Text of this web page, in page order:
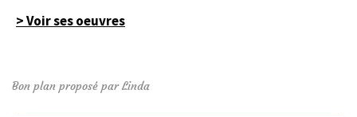
> Voir ses oeuvres
Bon plan proposé par Linda